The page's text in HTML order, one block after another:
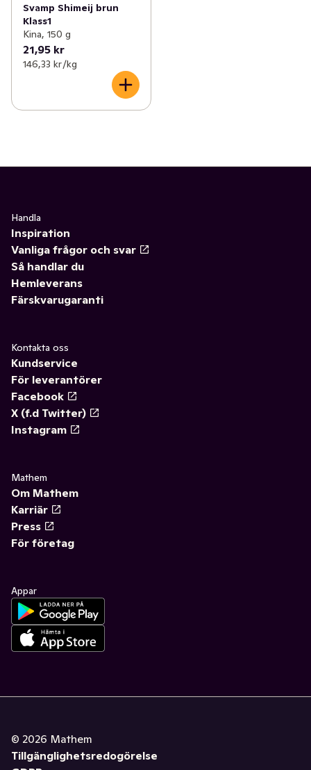
Svamp Shimeij brun
Klass1
Kina, 150 g
21,95 kr
146,33 kr /kg
Handla
Inspiration
Vanliga frågor och svar
Så handlar du
Hemleverans
Färskvarugaranti
Kontakta oss
Kundservice
För leverantörer
Facebook
X (f.d Twitter)
Instagram
Mathem
Om Mathem
Karriär
Press
För företag
Appar
© 2026 Mathem
Tillgänglighetsredogörelse